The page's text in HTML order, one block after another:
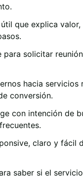
que explica
para solicitar
hacia servicios
conversión.
con intención de
claro y fácil
saber si el